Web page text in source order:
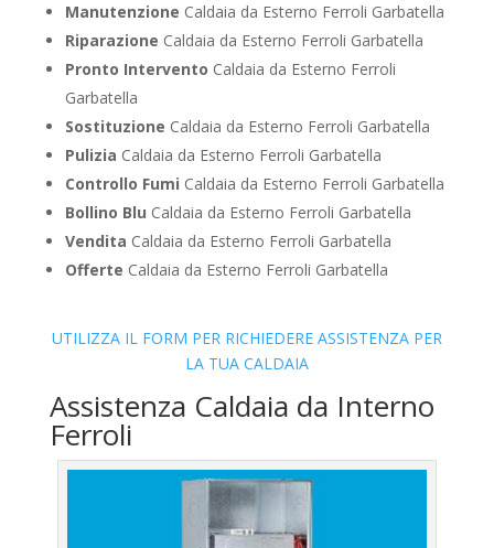
Manutenzione Caldaia da Esterno Ferroli Garbatella
Riparazione Caldaia da Esterno Ferroli Garbatella
Pronto Intervento Caldaia da Esterno Ferroli
Garbatella
Sostituzione Caldaia da Esterno Ferroli Garbatella
Pulizia Caldaia da Esterno Ferroli Garbatella
Controllo Fumi Caldaia da Esterno Ferroli Garbatella
Bollino Blu Caldaia da Esterno Ferroli Garbatella
Vendita Caldaia da Esterno Ferroli Garbatella
Offerte Caldaia da Esterno Ferroli Garbatella
UTILIZZA IL FORM PER RICHIEDERE ASSISTENZA PER
LA TUA CALDAIA
Assistenza Caldaia da Interno
Ferroli